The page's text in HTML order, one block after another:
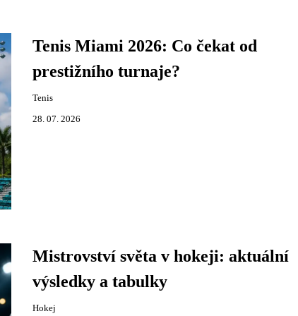
Tenis Miami 2026: Co čekat od
prestižního turnaje?
Tenis
28. 07. 2026
Mistrovství světa v hokeji: aktuální
výsledky a tabulky
Hokej